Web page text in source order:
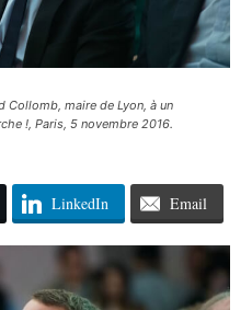
Collomb, maire de Lyon, à un
!, Paris, 5 novembre 2016.
LinkedIn Email